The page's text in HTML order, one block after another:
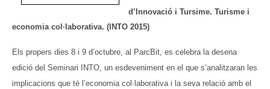
d’Innovació i Tursime. Turisme i
economia col·laborativa. (INTO 2015)
Els propers dies 8 i 9 d’octubre, al ParcBit, es celebra la desena
edició del Seminari INTO, un esdeveniment en el que s’analitzaran les
implicacions que té l’economia col·laborativa i la seva relació amb el